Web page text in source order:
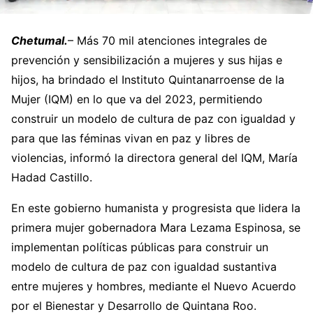
Chetumal.– Más 70 mil atenciones integrales de
prevención y sensibilización a mujeres y sus hijas e
hijos, ha brindado el Instituto Quintanarroense de la
Mujer (IQM) en lo que va del 2023, permitiendo
construir un modelo de cultura de paz con igualdad y
para que las féminas vivan en paz y libres de
violencias, informó la directora general del IQM, María
Hadad Castillo.
En este gobierno humanista y progresista que lidera la
primera mujer gobernadora Mara Lezama Espinosa, se
implementan políticas públicas para construir un
modelo de cultura de paz con igualdad sustantiva
entre mujeres y hombres, mediante el Nuevo Acuerdo
por el Bienestar y Desarrollo de Quintana Roo.